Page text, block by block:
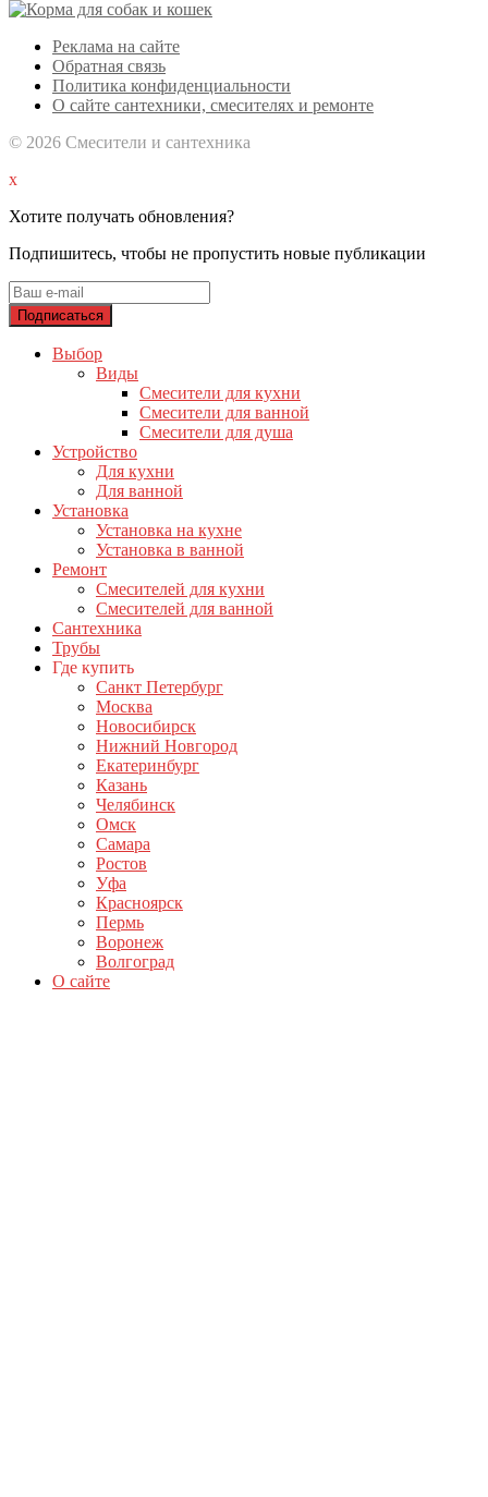
Реклама на сайте
Обратная связь
Политика конфиденциальности
О сайте сантехники, смесителях и ремонте
© 2026 Смесители и сантехника
x
Хотите получать обновления?
Подпишитесь, чтобы не пропустить новые публикации
Выбор
Виды
Смесители для кухни
Смесители для ванной
Смесители для душа
Устройство
Для кухни
Для ванной
Установка
Установка на кухне
Установка в ванной
Ремонт
Смесителей для кухни
Смесителей для ванной
Сантехника
Трубы
Где купить
Санкт Петербург
Москва
Новосибирск
Нижний Новгород
Екатеринбург
Казань
Челябинск
Омск
Самара
Ростов
Уфа
Красноярск
Пермь
Воронеж
Волгоград
О сайте